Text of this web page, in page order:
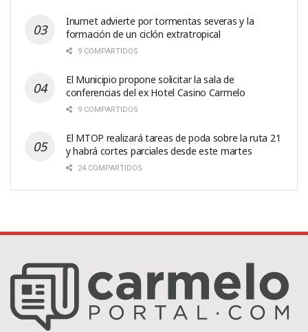
Inumet advierte por tormentas severas y la
formación de un ciclón extratropical
9 COMPARTIDOS
El Municipio propone solicitar la sala de
conferencias del ex Hotel Casino Carmelo
9 COMPARTIDOS
El MTOP realizará tareas de poda sobre la ruta 21
y habrá cortes parciales desde este martes
24 COMPARTIDOS